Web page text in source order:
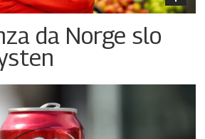
da Norge slo